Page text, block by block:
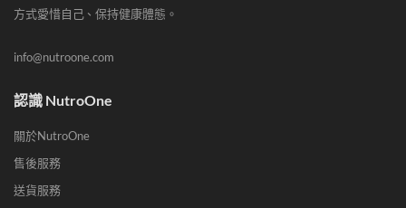
方式愛惜自己、保持健康體態。
info@nutroone.com
認識 NutroOne
關於NutroOne
售後服務
送貨服務